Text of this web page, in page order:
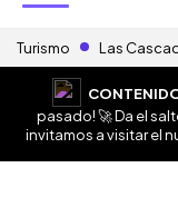
Turismo Las
pasado! 🚀 Da el
invitamos a visitar el